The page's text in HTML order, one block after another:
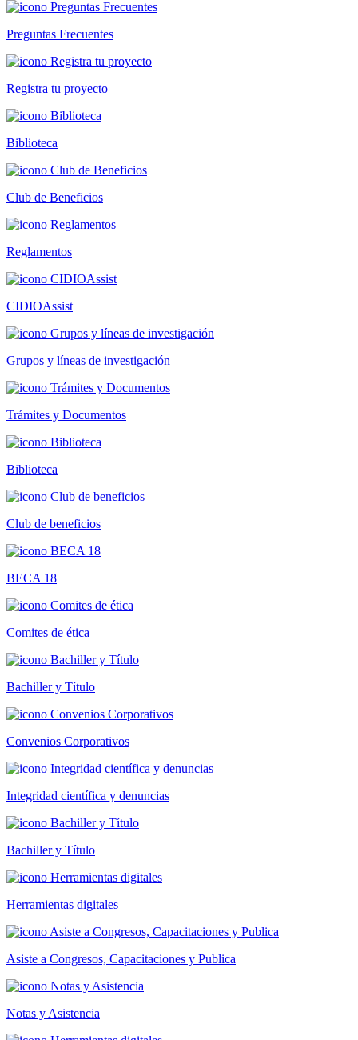
Preguntas Frecuentes
Registra tu proyecto
Biblioteca
Club de Beneficios
Reglamentos
CIDIOAssist
Grupos y líneas de investigación
Trámites y Documentos
Biblioteca
Club de beneficios
BECA 18
Comites de ética
Bachiller y Título
Convenios Corporativos
Integridad científica y denuncias
Bachiller y Título
Herramientas digitales
Asiste a Congresos, Capacitaciones y Publica
Notas y Asistencia